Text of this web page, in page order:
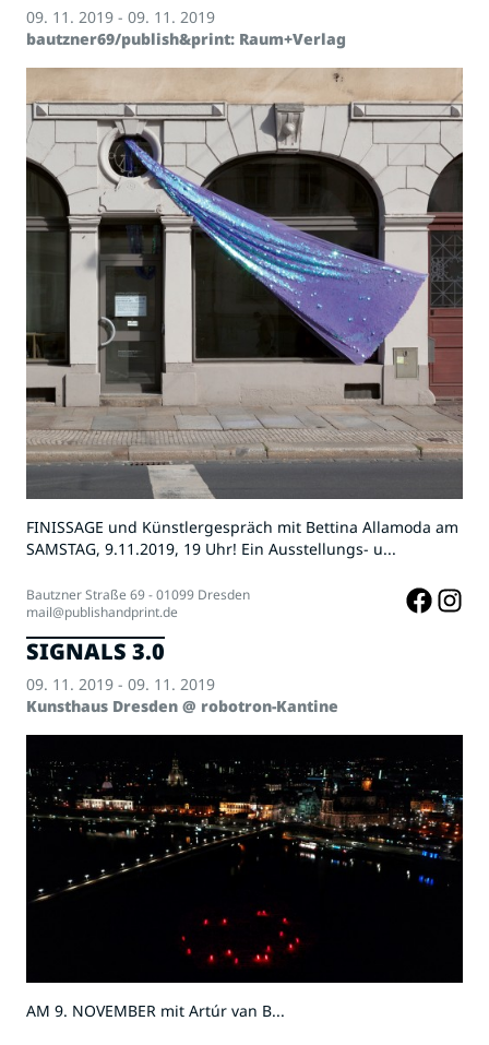
09. 11. 2019 - 09. 11. 2019
bautzner69/publish&print: Raum+Verlag
FINISSAGE und Künstlergespräch mit Bettina Allamoda am
SAMSTAG, 9.11.2019, 19 Uhr! Ein Ausstellungs- u...
Bautzner Straße 69 - 01099 Dresden
mail@publishandprint.de
SIGNALS 3.0
09. 11. 2019 - 09. 11. 2019
Kunsthaus Dresden @ robotron-Kantine
AM 9. NOVEMBER mit Artúr van B...